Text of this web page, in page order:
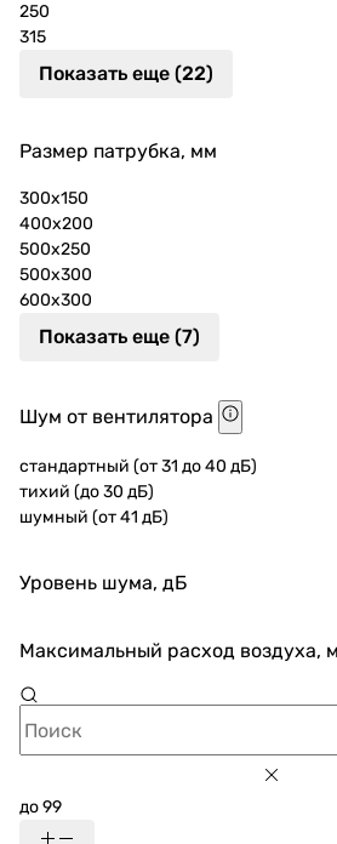
250
315
Показать еще (22)
Размер патрубка, мм
300x150
400x200
500x250
500x300
600x300
Показать еще (7)
Шум от вентилятора
стандартный (от 31 до 40 дБ)
тихий (до 30 дБ)
шумный (от 41 дБ)
Уровень шума, дБ
Максимальный расход воздуха,
до 99